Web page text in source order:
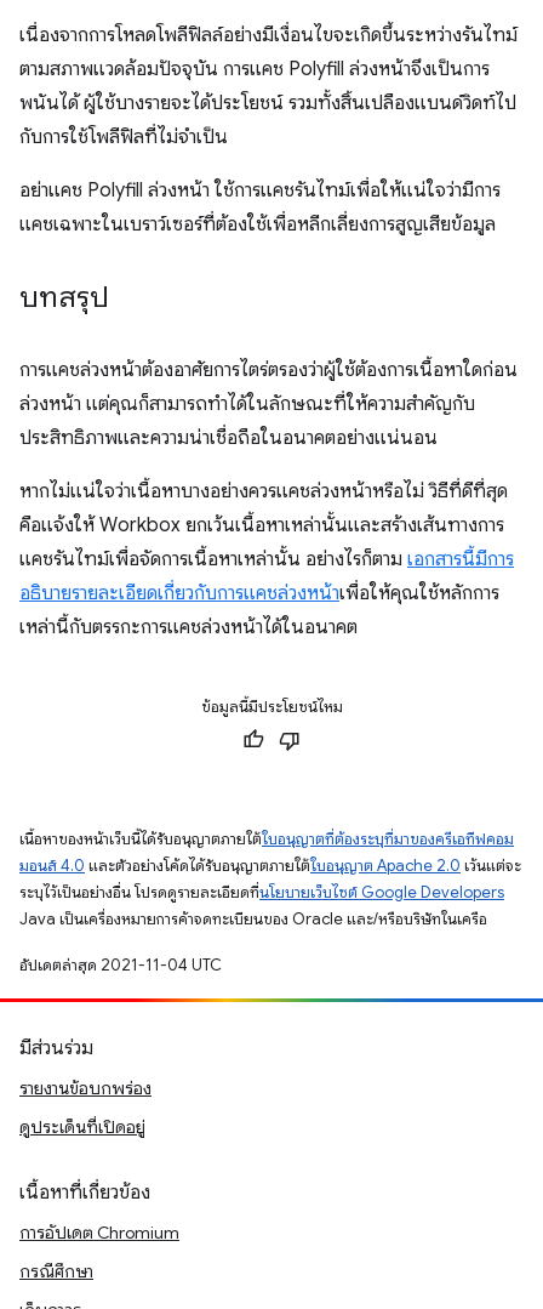
เนื่องจากการโหลดโพลีฟิลล์อย่างมีเงื่อนไขจะเกิดขึ้นระหว่างรันไทม์
ตามสภาพแวดล้อมปัจจุบัน การแคช Polyfill ล่วงหน้าจึงเป็นการ
พนันได้ ผู้ใช้บางรายจะได้ประโยชน์ รวมทั้งสิ้นเปลืองแบนด์วิดท์ไป
กับการใช้โพลีฟิลที่ไม่จำเป็น
อย่าแคช Polyfill ล่วงหน้า ใช้การแคชรันไทม์เพื่อให้แน่ใจว่ามีการ
แคชเฉพาะในเบราว์เซอร์ที่ต้องใช้เพื่อหลีกเลี่ยงการสูญเสียข้อมูล
บทสรุป
การแคชล่วงหน้าต้องอาศัยการไตร่ตรองว่าผู้ใช้ต้องการเนื้อหาใดก่อน
ล่วงหน้า แต่คุณก็สามารถทำได้ในลักษณะที่ให้ความสำคัญกับ
ประสิทธิภาพและความน่าเชื่อถือในอนาคตอย่างแน่นอน
หากไม่แน่ใจว่าเนื้อหาบางอย่างควรแคชล่วงหน้าหรือไม่ วิธีที่ดีที่สุด
คือแจ้งให้ Workbox ยกเว้นเนื้อหาเหล่านั้นและสร้างเส้นทางการ
แคชรันไทม์เพื่อจัดการเนื้อหาเหล่านั้น อย่างไรก็ตาม เอกสารนี้มีการ
อธิบายรายละเอียดเกี่ยวกับการแคชล่วงหน้าเพื่อให้คุณใช้หลักการ
เหล่านี้กับตรรกะการแคชล่วงหน้าได้ในอนาคต
ข้อมูลนี้มีประโยชน์ไหม
เนื้อหาของหน้าเว็บนี้ได้รับอนุญาตภายใต้ใบอนุญาตที่ต้องระบุที่มาของครีเอทีฟคอม
มอนส์ 4.0 และตัวอย่างโค้ดได้รับอนุญาตภายใต้ใบอนุญาต Apache 2.0 เว้นแต่จะ
ระบุไว้เป็นอย่างอื่น โปรดดูรายละเอียดที่นโยบายเว็บไซต์ Google Developers
Java เป็นเครื่องหมายการค้าจดทะเบียนของ Oracle และ/หรือบริษัทในเครือ
อัปเดตล่าสุด 2021-11-04 UTC
มีส่วนร่วม
รายงานข้อบกพร่อง
ดูประเด็นที่เปิดอยู่
เนื้อหาที่เกี่ยวข้อง
การอัปเดต Chromium
กรณีศึกษา